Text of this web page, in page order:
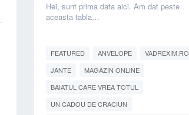
Hei, sunt prima data aici. Am dat peste
aceasta tabla…
FEATURED ANVELOPE
VADREXIM.RO
JANTE
MAGAZIN ONLINE
BAIATUL CARE VREA TOTUL
UN CADOU DE CRACIUN